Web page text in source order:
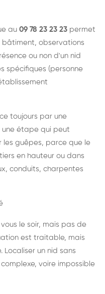
au 09 78 23 23 23 permet
bâtiment, observations
ou non d'un nid
spécifiques (personne
toujours par une
une étape qui peut
les guêpes, parce que le
en hauteur ou dans
conduits, charpentes
le soir, mais pas de
est traitable, mais
un nid sans
voire impossible